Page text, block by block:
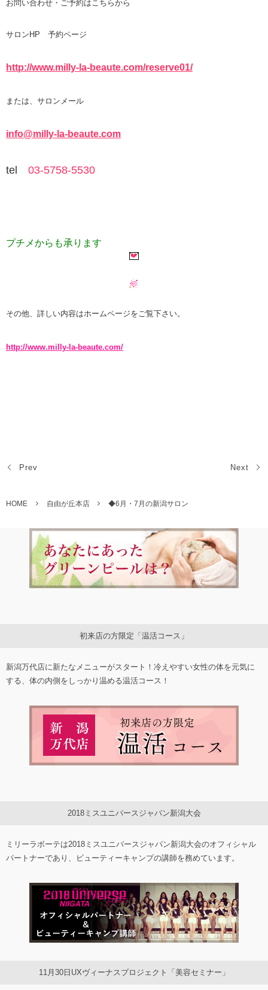
お問い合わせ・ご予約はこちらから
サロンHP 予約ページ
http://www.milly-la-beaute.com/reserve01/
または、サロンメール
info@milly-la-beaute.com
tel 03-5758-5530
プチメからも承ります
その他、詳しい内容はホームページをご覧下さい。
http://www.milly-la-beaute.com/
Prev Next
HOME 自由が丘本店 ◆6月・7月の新潟サロン
初来店の方限定「温活コース」
新潟万代店に新たなメニューがスタート！冷えやすい女性の体を元気に
する、体の内側をしっかり温める温活コース！
2018ミスユニバースジャパン新潟大会
ミリーラボーテは2018ミスユニバースジャパン新潟大会のオフィシャル
パートナーであり、ビューティーキャンプの講師を務めています。
11月30日UXヴィーナスプロジェクト「美容セミナー」